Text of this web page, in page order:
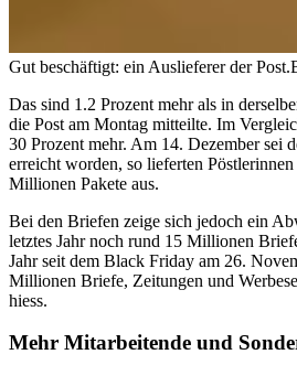
Gut beschäftigt: ein Auslieferer der Post.
Das sind 1.2 Prozent mehr als in
die Post am Montag mitteilte. Im
30 Prozent mehr. Am 14. Dezember sei
erreicht worden, so lieferten
Millionen Pakete aus.
Bei den Briefen zeige sich jedoch ein
letztes Jahr noch rund 15 Millionen
Jahr seit dem Black Friday am 26.
Millionen Briefe, Zeitungen und
hiess.
Mehr Mitarbeitende und